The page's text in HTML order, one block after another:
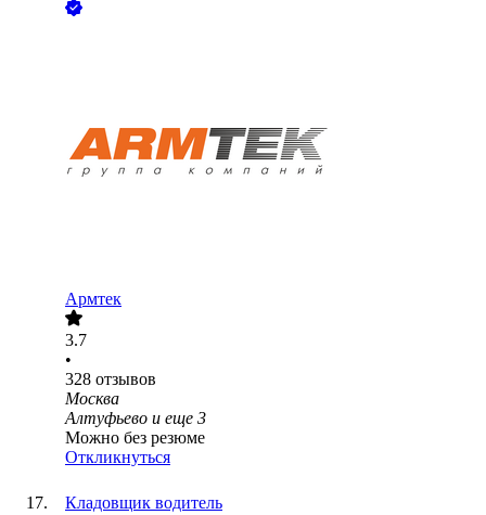
Армтек
3.7
•
328 отзывов
Москва
Алтуфьево и еще 3
Можно без резюме
Откликнуться
Кладовщик водитель